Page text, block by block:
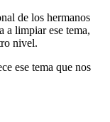
de los hermanos
a limpiar ese tema,
nivel.
ese tema que nos